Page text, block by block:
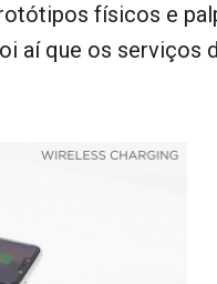
físicos e
aí que os serviços